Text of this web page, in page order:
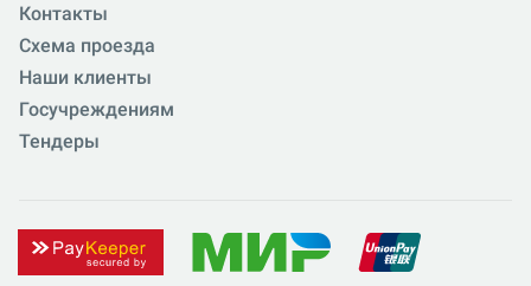
Контакты
Схема проезда
Наши клиенты
Госучреждениям
Тендеры